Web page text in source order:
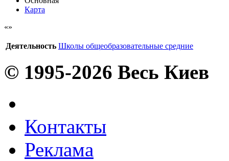
Карта
Деятельность Школы общеобразовательные средние
© 1995-2026 Весь Киев
Контакты
Реклама